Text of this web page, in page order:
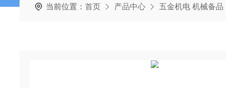
当前位置：首页 产品中心 五金机电 机械备品